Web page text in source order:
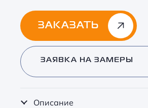
ЗАКАЗАТЬ
Alternative:
ЗАЯВКА НА ЗАМЕРЫ
Описание